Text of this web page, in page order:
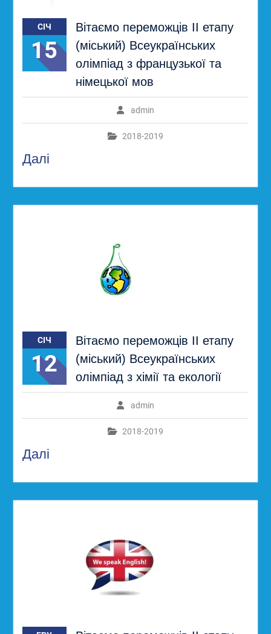
СІЧ
15
Вітаємо переможців ІІ етапу
(міський) Всеукраїнських
олімпіад з французької та
німецької мов
admin
2018-2019
Далі
СІЧ
12
Вітаємо переможців ІІ етапу
(міський) Всеукраїнських
олімпіад з хімії та екології
admin
2018-2019
Далі